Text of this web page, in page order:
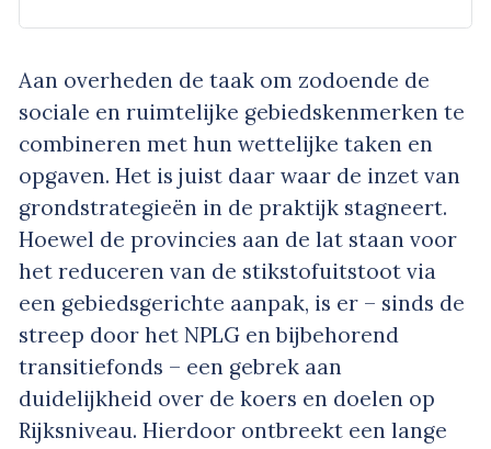
Aan overheden de taak om zodoende de
sociale en ruimtelijke gebiedskenmerken te
combineren met hun wettelijke taken en
opgaven. Het is juist daar waar de inzet van
grondstrategieën in de praktijk stagneert.
Hoewel de provincies aan de lat staan voor
het reduceren van de stikstofuitstoot via
een gebiedsgerichte aanpak, is er – sinds de
streep door het NPLG en bijbehorend
transitiefonds – een gebrek aan
duidelijkheid over de koers en doelen op
Rijksniveau. Hierdoor ontbreekt een lange